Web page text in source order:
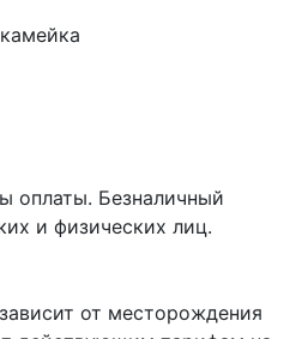
оплаты. Безналичный
и физических лиц.
от месторождения